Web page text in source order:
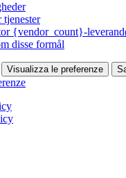
{vendor_count}-
disse formål
Visualizza le preferenze